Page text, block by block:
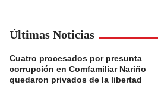
Últimas Noticias
Cuatro procesados por presunta
corrupción en Comfamiliar Nariño
quedaron privados de la libertad